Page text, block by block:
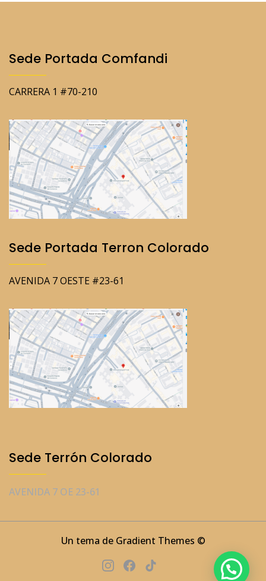
Sede Portada Comfandi
CARRERA 1 #70-210
Sede Portada Terron Colorado
AVENIDA 7 OESTE #23-61
Sede Terrón Colorado
AVENIDA 7 OE 23-61
Un tema de Gradient Themes ©